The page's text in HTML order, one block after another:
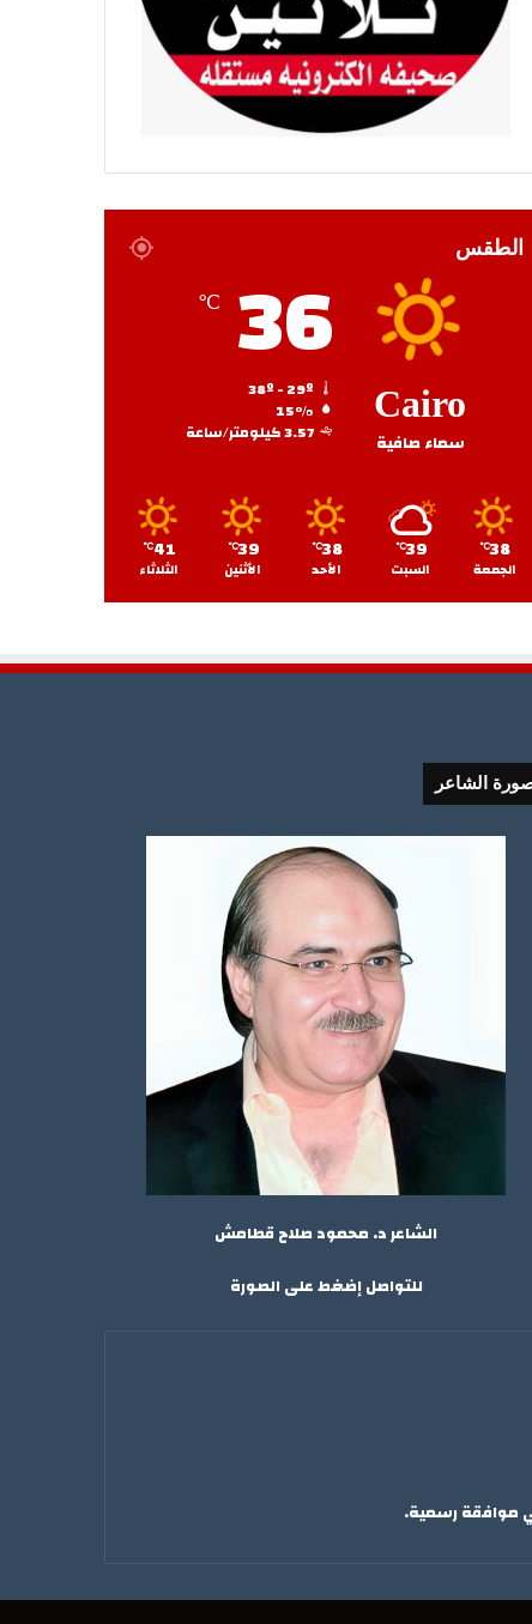
الطقس
Cairo
سماء صافية
36
℃
15%
3.57 كيلومتر/ساعة
38
℃
الجمعة
39
℃
السبت
38
℃
الأحد
39
℃
الأثنين
41
℃
الثلاثاء
الشاعر
الشاعر د. محمود صلاح قطامش
للتواصل إضغط على الصورة
موافقة رسمية.